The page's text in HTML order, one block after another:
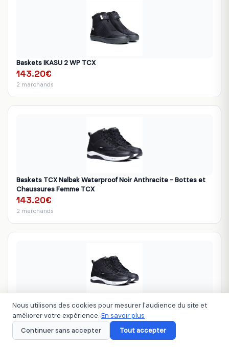
Baskets IKASU 2 WP TCX
143.20€
2 marchands
Baskets TCX Nalbak Waterproof Noir Anthracite - Bottes et
Chaussures Femme TCX
143.20€
2 marchands
Baskets NALBAK WP TCX
143.20€
2 marchands
Nous utilisons des cookies pour mesurer l'audience du site et
améliorer votre expérience. En savoir plus
Continuer sans accepter
Tout accepter